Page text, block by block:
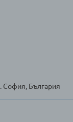
София, България